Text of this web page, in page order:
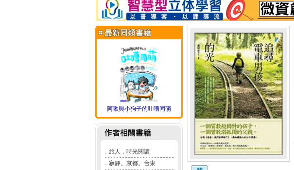
阿啾與小狗子的吐嘈同萌
． 旅人．時光閱讀
． 寂靜。京都。台東